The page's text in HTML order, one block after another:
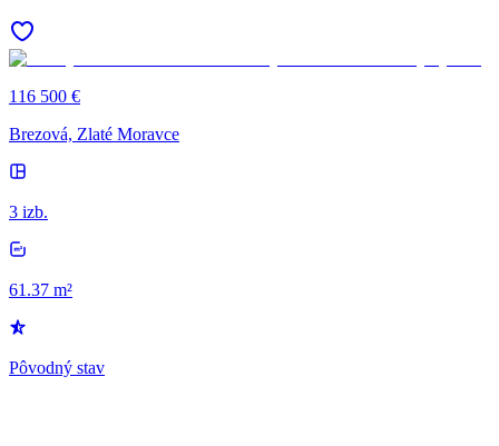
116 500 €
Brezová, Zlaté Moravce
3 izb.
61.37 m²
Pôvodný stav